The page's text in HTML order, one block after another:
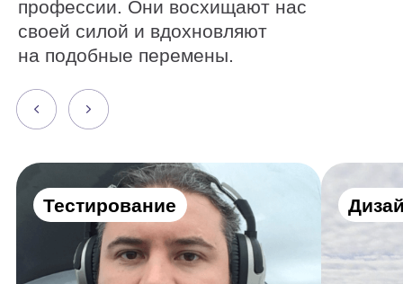
Как стать тестировщиком,
лежа на больничной
койке
Как от
Получите все
нужные навыки